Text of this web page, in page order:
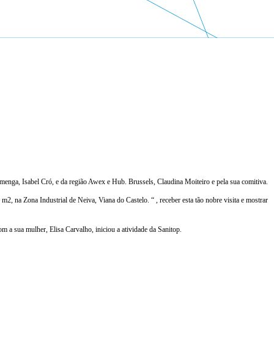
Isabel Cró, e da região Awex e Hub. Brussels, Claudina Moiteiro e pela sua comitiva.
na Zona Industrial de Neiva, Viana do Castelo. “ , receber esta tão nobre visita e mostrar
a sua mulher, Elisa Carvalho, iniciou a atividade da Sanitop.